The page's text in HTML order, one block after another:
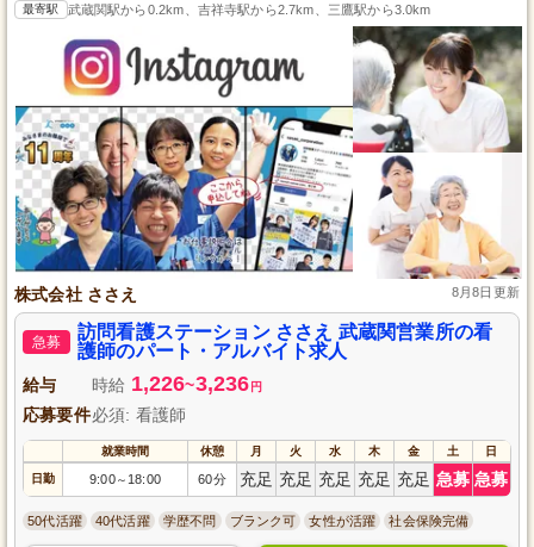
最寄駅 武蔵関駅から0.2km、吉祥寺駅から2.7km、三鷹駅から3.0km
株式会社 ささえ 8月8日更新
急募
訪問看護ステーション ささえ 武蔵関営業所の看
護師のパート・アルバイト求人
給与 時給 1,226~3,236 円
応募要件必須: 看護師
就業時間 休憩 月 火 水 木 金 土 日
日勤 9:00～ 18:00 60分 充足 充足 充足 充足 充足 急募 急募
50代活躍 40代活躍 学歴不問 ブランク可 女性が活躍 社会保険完備